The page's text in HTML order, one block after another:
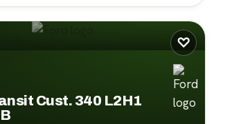
♡
Cust. 340 L2H1